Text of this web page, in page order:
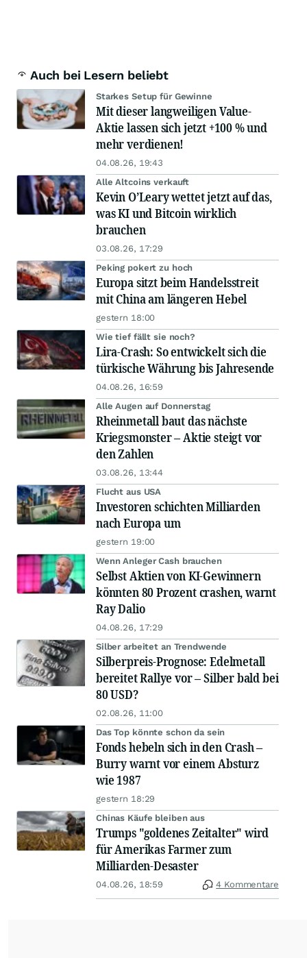
Auch bei Lesern beliebt
Starkes Setup für Gewinne
Mit dieser langweiligen Value-
Aktie lassen sich jetzt +100 % und
mehr verdienen!
04.08.26, 19:43
Alle Altcoins verkauft
Kevin O’Leary wettet jetzt auf das,
was KI und Bitcoin wirklich
brauchen
03.08.26, 17:29
Peking pokert zu hoch
Europa sitzt beim Handelsstreit
mit China am längeren Hebel
gestern 18:00
Wie tief fällt sie noch?
Lira-Crash: So entwickelt sich die
türkische Währung bis Jahresende
04.08.26, 16:59
Alle Augen auf Donnerstag
Rheinmetall baut das nächste
Kriegsmonster – Aktie steigt vor
den Zahlen
03.08.26, 13:44
Flucht aus USA
Investoren schichten Milliarden
nach Europa um
gestern 19:00
Wenn Anleger Cash brauchen
Selbst Aktien von KI-Gewinnern
könnten 80 Prozent crashen, warnt
Ray Dalio
04.08.26, 17:29
Silber arbeitet an Trendwende
Silberpreis-Prognose: Edelmetall
bereitet Rallye vor – Silber bald bei
80 USD?
02.08.26, 11:00
Das Top könnte schon da sein
Fonds hebeln sich in den Crash –
Burry warnt vor einem Absturz
wie 1987
gestern 18:29
Chinas Käufe bleiben aus
Trumps "goldenes Zeitalter" wird
für Amerikas Farmer zum
Milliarden-Desaster
04.08.26, 18:59 4 Kommentare